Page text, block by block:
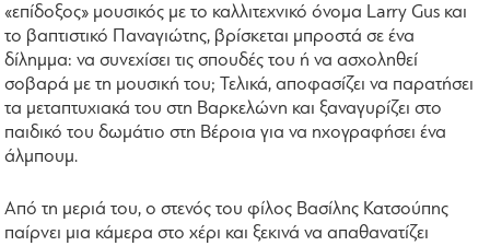
«επίδοξος» μουσικός με το καλλιτεχνικό όνομα Larry Gus και
το βαπτιστικό Παναγιώτης, βρίσκεται μπροστά σε ένα
δίλημμα: να συνεχίσει τις σπουδές του ή να ασχοληθεί
σοβαρά με τη μουσική του; Τελικά, αποφασίζει να παρατήσει
τα μεταπτυχιακά του στη Βαρκελώνη και ξαναγυρίζει στο
παιδικό του δωμάτιο στη Βέροια για να ηχογραφήσει ένα
άλμπουμ.
Από τη μεριά του, ο στενός του φίλος Βασίλης Κατσούπης
παίρνει μια κάμερα στο χέρι και ξεκινά να απαθανατίζει